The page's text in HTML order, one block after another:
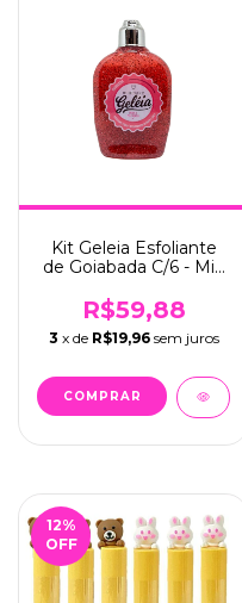
Kit Geleia Esfoliante
de Goiabada C/6 - Mia
R$59,88
3 x de R$19,96 sem juros
12%
OFF